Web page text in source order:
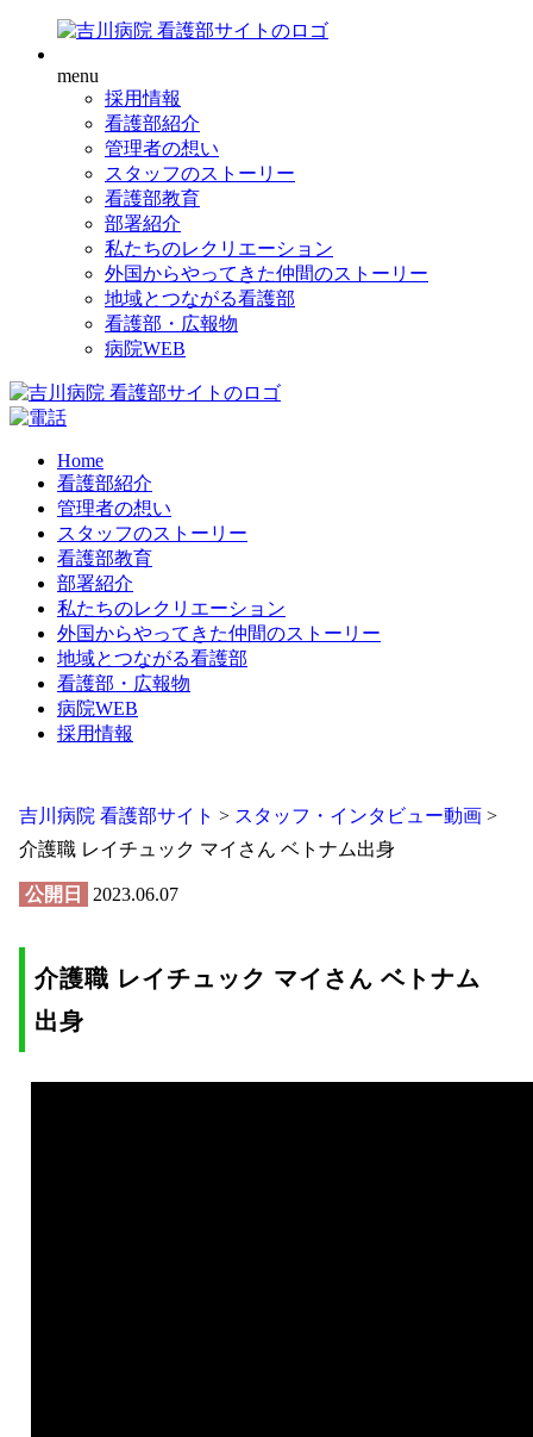
menu
採用情報
看護部紹介
管理者の想い
スタッフのストーリー
看護部教育
部署紹介
私たちのレクリエーション
外国からやってきた仲間のストーリー
地域とつながる看護部
看護部・広報物
病院WEB
Home
看護部紹介
管理者の想い
スタッフのストーリー
看護部教育
部署紹介
私たちのレクリエーション
外国からやってきた仲間のストーリー
地域とつながる看護部
看護部・広報物
病院WEB
採用情報
吉川病院 看護部サイト > スタッフ・インタビュー動画 >
介護職 レイチュック マイさん ベトナム出身
公開日 2023.06.07
介護職 レイチュック マイさん ベトナム
出身